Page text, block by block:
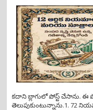
కదాని బ్లాగులో పోస్ట్ చేసాను.
తెలుపుకుంటున్నాను.1. 72